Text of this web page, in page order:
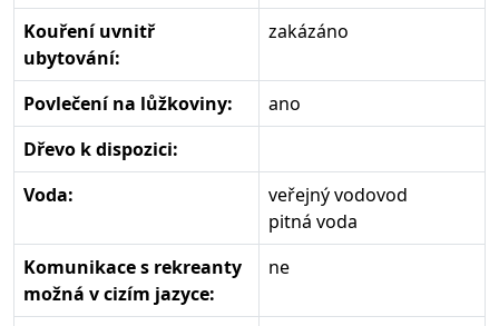
Kouření uvnitř
ubytování:
zakázáno
Povlečení na lůžkoviny:
ano
Dřevo k dispozici:
Voda:
veřejný vodovod
pitná voda
Komunikace s rekreanty
možná v cizím jazyce:
ne